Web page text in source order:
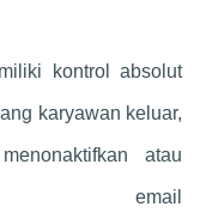
kontrol absolut
karyawan keluar,
atau
email